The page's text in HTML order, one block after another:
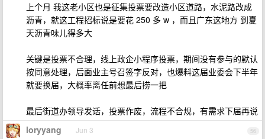
上个月 我这老小区也是征集投票要改造小区道路，水泥路改成
沥青，就这工程招标说是要花 250 多 w ，而且广东这地方 到夏
天沥青味儿得多大
关键是投票不合理，线上政企小程序投票，期间没有参与的默认
按同意处理，后面业主号召签字反对，也爆料这届业委会下半年
就要换届，大概率离任前想最后捞一把
最后街道办领导发话，投票作废，流程不合规，有需求下届再说
56
loryyang Jun 3